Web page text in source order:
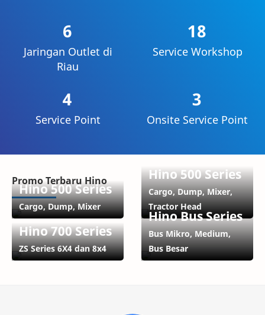
6
Jaringan Outlet di
Riau
18
Service Workshop
4
Service Point
3
Onsite Service Point
Promo Terbaru Hino
Hino 500 Series
Cargo, Dump, Mixer
Hino 500 Series
Cargo, Dump, Mixer,
Tractor Head
Hino 700 Series
ZS Series 6X4 dan 8x4
Hino Bus Series
Bus Mikro, Medium,
Bus Besar